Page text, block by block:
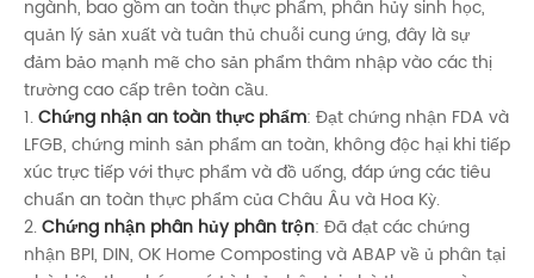
ngành, bao gồm an toàn thực phẩm, phân hủy sinh học,
quản lý sản xuất và tuân thủ chuỗi cung ứng, đây là sự
đảm bảo mạnh mẽ cho sản phẩm thâm nhập vào các thị
trường cao cấp trên toàn cầu.
1.Chứng nhận an toàn thực phẩm: Đạt chứng nhận FDA và
LFGB, chứng minh sản phẩm an toàn, không độc hại khi tiếp
xúc trực tiếp với thực phẩm và đồ uống, đáp ứng các tiêu
chuẩn an toàn thực phẩm của Châu Âu và Hoa Kỳ.
2.Chứng nhận phân hủy phân trộn: Đã đạt các chứng
nhận BPI, DIN, OK Home Composting và ABAP về ủ phân tại